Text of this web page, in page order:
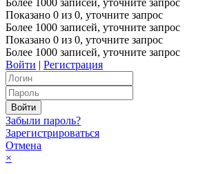
Показано 0 из 0, уточните запрос
Более 1000 записей, уточните запрос
Показано 0 из 0, уточните запрос
Более 1000 записей, уточните запрос
Войти | Регистрация
Забыли пароль?
Зарегистрироваться
Отмена
×